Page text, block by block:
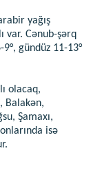
yağış
var. Cənub-şərq
gündüz 11-13°
olacaq,
Balakən,
Şamaxı,
isə